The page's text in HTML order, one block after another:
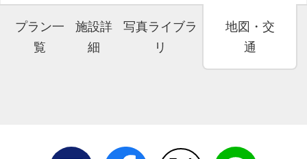
プラン一
覧
施設詳
細
写真ライブラ
リ
地図・交
通